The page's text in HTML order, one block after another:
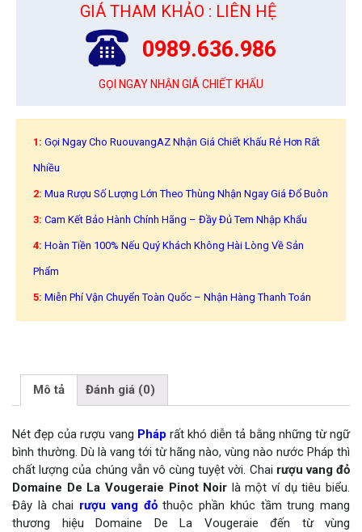
GIÁ THAM KHẢO : LIÊN HỆ
0989.636.986
GỌI NGAY NHẬN GIÁ CHIẾT KHẤU
1: Gọi Ngay Cho RuouvangAZ Nhận Giá Chiết Khấu Rẻ Hơn Rất
Nhiều
2: Mua Rượu Số Lượng Lớn Theo Thùng Nhận Ngay Giá Đổ Buôn
3: Cam Kết Bảo Hành Chính Hãng – Đầy Đủ Tem Nhập Khẩu
4: Hoàn Tiền 100% Nếu Quý Khách Không Hài Lòng Về Sản
Phẩm
5: Miễn Phí Vận Chuyển Toàn Quốc – Nhận Hàng Thanh Toán
Mô tả Đánh giá (0)
Nét đẹp của rượu vang Pháp rất khó diễn tả bằng những từ ngữ
bình thường. Dù là vang tới từ hãng nào, vùng nào nước Pháp thì
chất lượng của chúng vẫn vô cùng tuyệt vời. Chai rượu vang đỏ
Domaine De La Vougeraie Pinot Noir là một ví dụ tiêu biểu.
Đây là chai rượu vang đỏthuộc phần khúc tầm trung mang
thương hiệu Domaine De La Vougeraie đến từ vùng